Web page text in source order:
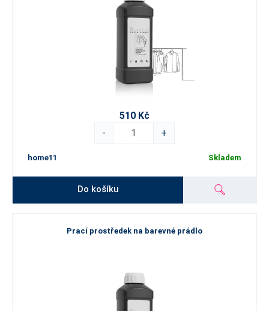
510 Kč
-
+
home11 Skladem
Do košíku
Prací prostředek na barevné prádlo